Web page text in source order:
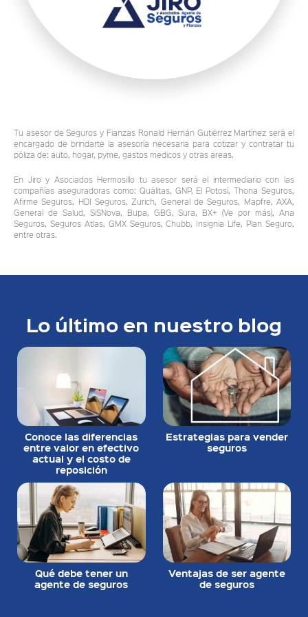
Tu asesor de Seguros y Fianzas Ronald Hernán Gutiérrez Martínez será el
encargado de brindarte la asesoría necesaria para cotizar y contratar tu
póliza de: auto, hogar, pyme, gastos medicos y otras areas.
En Jiro y Asociados Hermosillo tu asesor será el intermediario con las
compañías aseguradoras como: Quálitas, GNP, El Potosí, Thona Seguros,
Afirme Seguros, HDI Seguros, Zurich, General de Seguros, Mapfre, AXA,
General de Salud, SiSNova, Bupa, GBG, Sura, BX+ (Ve por más), Ana
Seguros, Seguros Atlas, GMX Seguros, Chubb, Insignia Life, Plan Seguro,
entre otras.
Lo último en nuestro blog
Conoce las diferencias
entre valor en efectivo
actual y el costo de
reposición
Estrategias para vender
seguros
Qué debe tener un
agente de seguros
Ventajas de ser agente
de seguros